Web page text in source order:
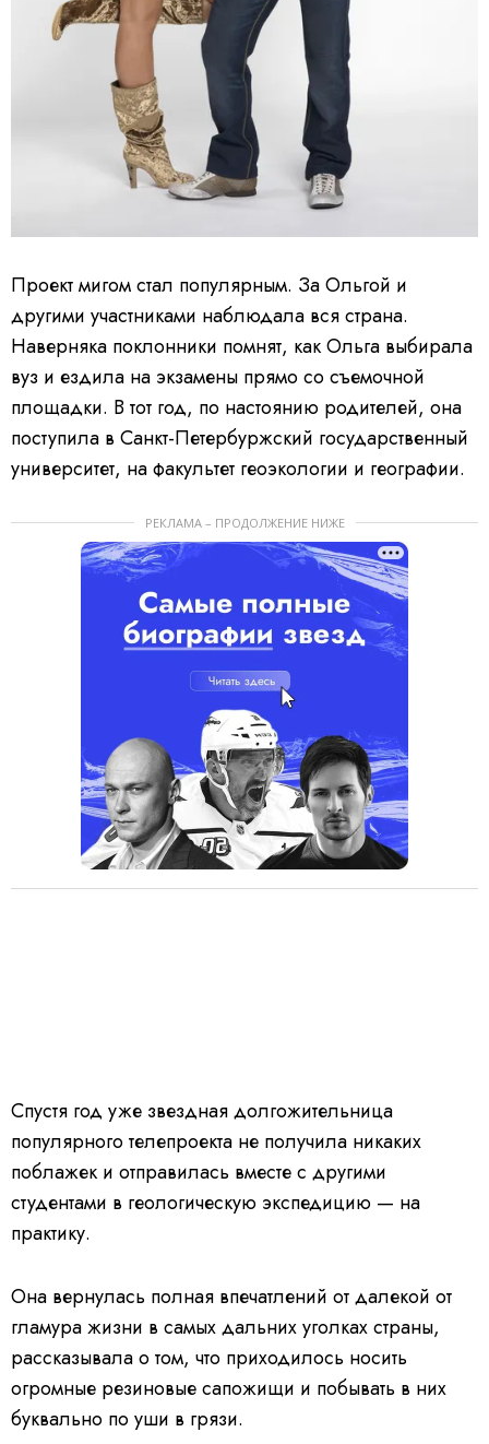
Проект мигом стал популярным. За Ольгой и
другими участниками наблюдала вся страна.
Наверняка поклонники помнят, как Ольга выбирала
вуз и ездила на экзамены прямо со съемочной
площадки. В тот год, по настоянию родителей, она
поступила в Санкт-Петербуржский государственный
университет, на факультет геоэкологии и географии.
РЕКЛАМА – ПРОДОЛЖЕНИЕ НИЖЕ
Спустя год уже звездная долгожительница
популярного телепроекта не получила никаких
поблажек и отправилась вместе с другими
студентами в геологическую экспедицию — на
практику.
Она вернулась полная впечатлений от далекой от
гламура жизни в самых дальних уголках страны,
рассказывала о том, что приходилось носить
огромные резиновые сапожищи и побывать в них
буквально по уши в грязи.